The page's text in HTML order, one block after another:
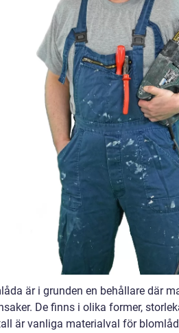
är i grunden en behållare där
De finns i olika former,
är vanliga materialval för